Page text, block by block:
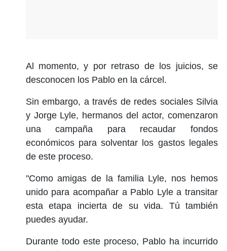
Al momento, y por retraso de los juicios, se
desconocen los Pablo en la cárcel.
Sin embargo, a través de redes sociales Silvia
y Jorge Lyle, hermanos del actor, comenzaron
una campaña para recaudar fondos
económicos para solventar los gastos legales
de este proceso.
"Como amigas de la familia Lyle, nos hemos
unido para acompañar a Pablo Lyle a transitar
esta etapa incierta de su vida. Tú también
puedes ayudar.
Durante todo este proceso, Pablo ha incurrido